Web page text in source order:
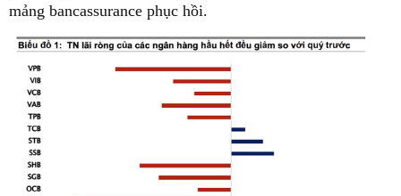
mảng bancassurance phục hồi.